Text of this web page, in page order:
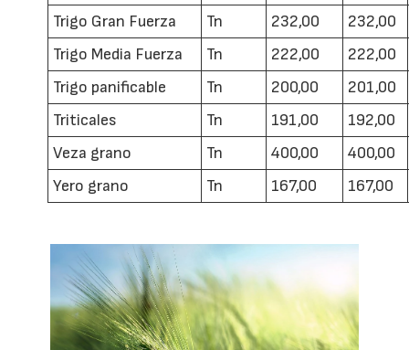
Trigo Gran Fuerza
Tn 232,00
232,00
Trigo Media Fuerza
Tn 222,00
222,00
Trigo panificable
Tn 200,00
201,00
Triticales
Tn 191,00
192,00
Veza grano
Tn 400,00
400,00
Yero grano
Tn 167,00 167,00